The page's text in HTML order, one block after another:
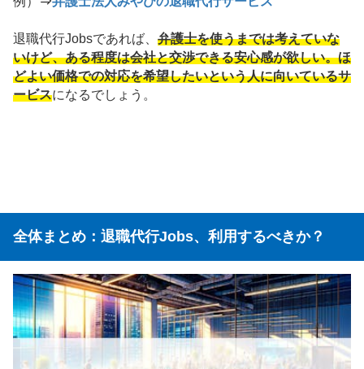
退職代行Jobsであれば、 弁護士を使うまでは考えていな
いけど、ある程度は会社と交渉できる安心感が欲しい。ほ
どよい価格での対応を希望したいという人に向いているサ
ービスになるでしょう。
全体まとめ：退職代行Jobs、利用するべきか？